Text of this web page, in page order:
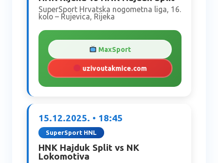
SuperSport Hrvatska nogometna liga, 16.
kolo – Rujevica, Rijeka
MaxSport
uzivoutakmice.com
15.12.2025. • 18:45
SuperSport HNL
HNK Hajduk Split vs NK
Lokomotiva